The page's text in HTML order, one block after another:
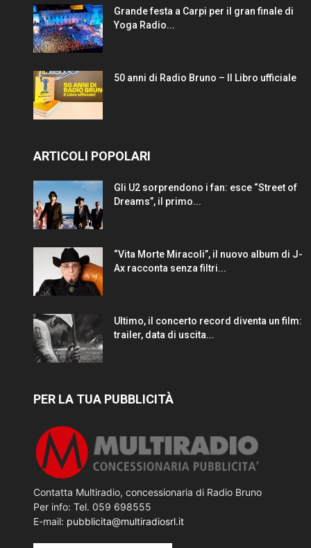
Grande festa a Carpi per il gran finale di
Yoga Radio...
50 anni di Radio Bruno – Il Libro ufficiale
ARTICOLI POPOLARI
Gli U2 sorprendono i fan: esce “Street of
Dreams”, il primo...
“Vita Morte Miracoli”, il nuovo album di J-
Ax racconta senza filtri...
Ultimo, il concerto record diventa un film:
trailer, data di uscita...
PER LA TUA PUBBLICITÀ
Contatta Multiradio, concessionaria di Radio Bruno
Per info: Tel. 059 698555
E-mail: pubblicita@multiradiosrl.it